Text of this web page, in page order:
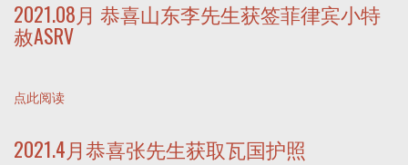
2021.08月 恭喜山东李先生获签菲律宾小特
赦ASRV
点此阅读
2021.4月恭喜张先生获取瓦国护照